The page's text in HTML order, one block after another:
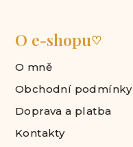
O e-shopu♡
O mně
Obchodní podmínky
Doprava a platba
Kontakty